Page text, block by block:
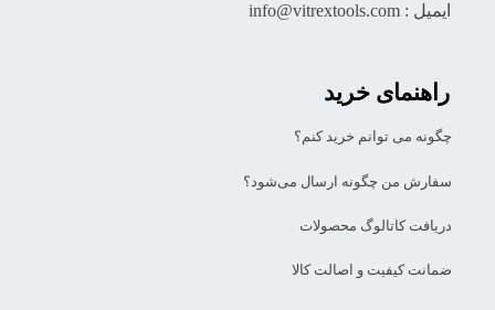
راهنمای خرید
چگونه می توانم خرید کنم؟
سفارش من چگونه ارسال می‌شود؟
دریافت کاتالوگ محصولات
ضمانت کیفیت و اصالت کالا
ایمیل : info@vitrextools.com